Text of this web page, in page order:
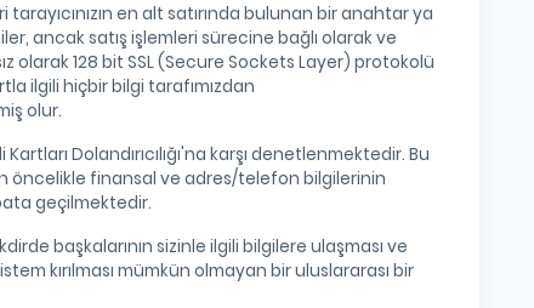
en alt satırında bulunan bir anahtar ya
ancak satış işlemleri sürecine bağlı olarak ve
olarak 128 bit SSL (Secure Sockets Layer) protokolü
ilgili hiçbir bilgi tarafımızdan
olur.
Dolandırıcılığı'na karşı denetlenmektedir. Bu
öncelikle finansal ve adres/telefon bilgilerinin
geçilmektedir.
başkalarının sizinle ilgili bilgilere ulaşması ve
kırılması mümkün olmayan bir uluslararası bir